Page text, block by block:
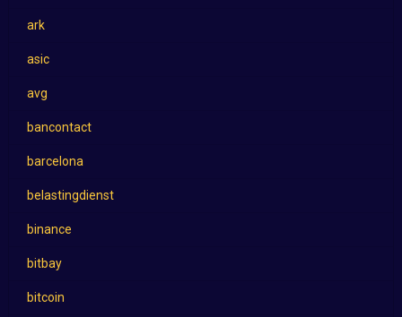
ark
asic
avg
bancontact
barcelona
belastingdienst
binance
bitbay
bitcoin